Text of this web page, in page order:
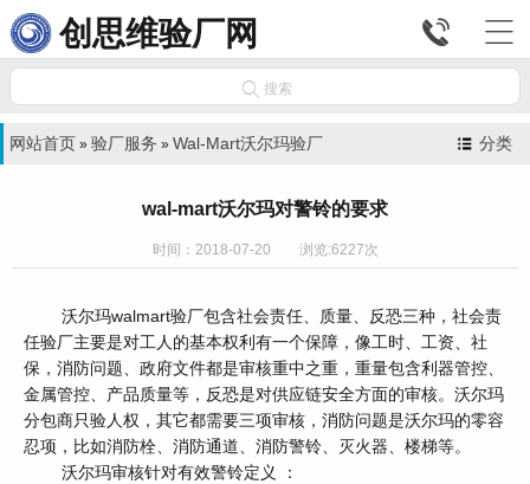
创思维验厂网 

 搜索
分类
网站首页 » 验厂服务 » Wal-Mart沃尔玛验厂
wal-mart沃尔玛对警铃的要求
时间：2018-07-20 浏览:6227次
沃尔玛walmart验厂包含社会责任、质量、反恐三种，社会责
任验厂主要是对工人的基本权利有一个保障，像工时、工资、社
保，消防问题、政府文件都是审核重中之重，重量包含利器管控、
金属管控、产品质量等，反恐是对供应链安全方面的审核。沃尔玛
分包商只验人权，其它都需要三项审核，消防问题是沃尔玛的零容
忍项，比如消防栓、消防通道、消防警铃、灭火器、楼梯等。
沃尔玛审核针对有效警铃定义 ：